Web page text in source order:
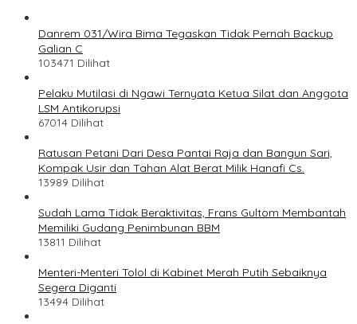
Danrem 031/Wira Bima Tegaskan Tidak Pernah Backup
Galian C
103471 Dilihat
Pelaku Mutilasi di Ngawi Ternyata Ketua Silat dan Anggota
LSM Antikorupsi
67014 Dilihat
Ratusan Petani Dari Desa Pantai Raja dan Bangun Sari,
Kompak Usir dan Tahan Alat Berat Milik Hanafi Cs.
13989 Dilihat
Sudah Lama Tidak Beraktivitas, Frans Gultom Membantah
Memiliki Gudang Penimbunan BBM
13811 Dilihat
Menteri-Menteri Tolol di Kabinet Merah Putih Sebaiknya
Segera Diganti
13494 Dilihat